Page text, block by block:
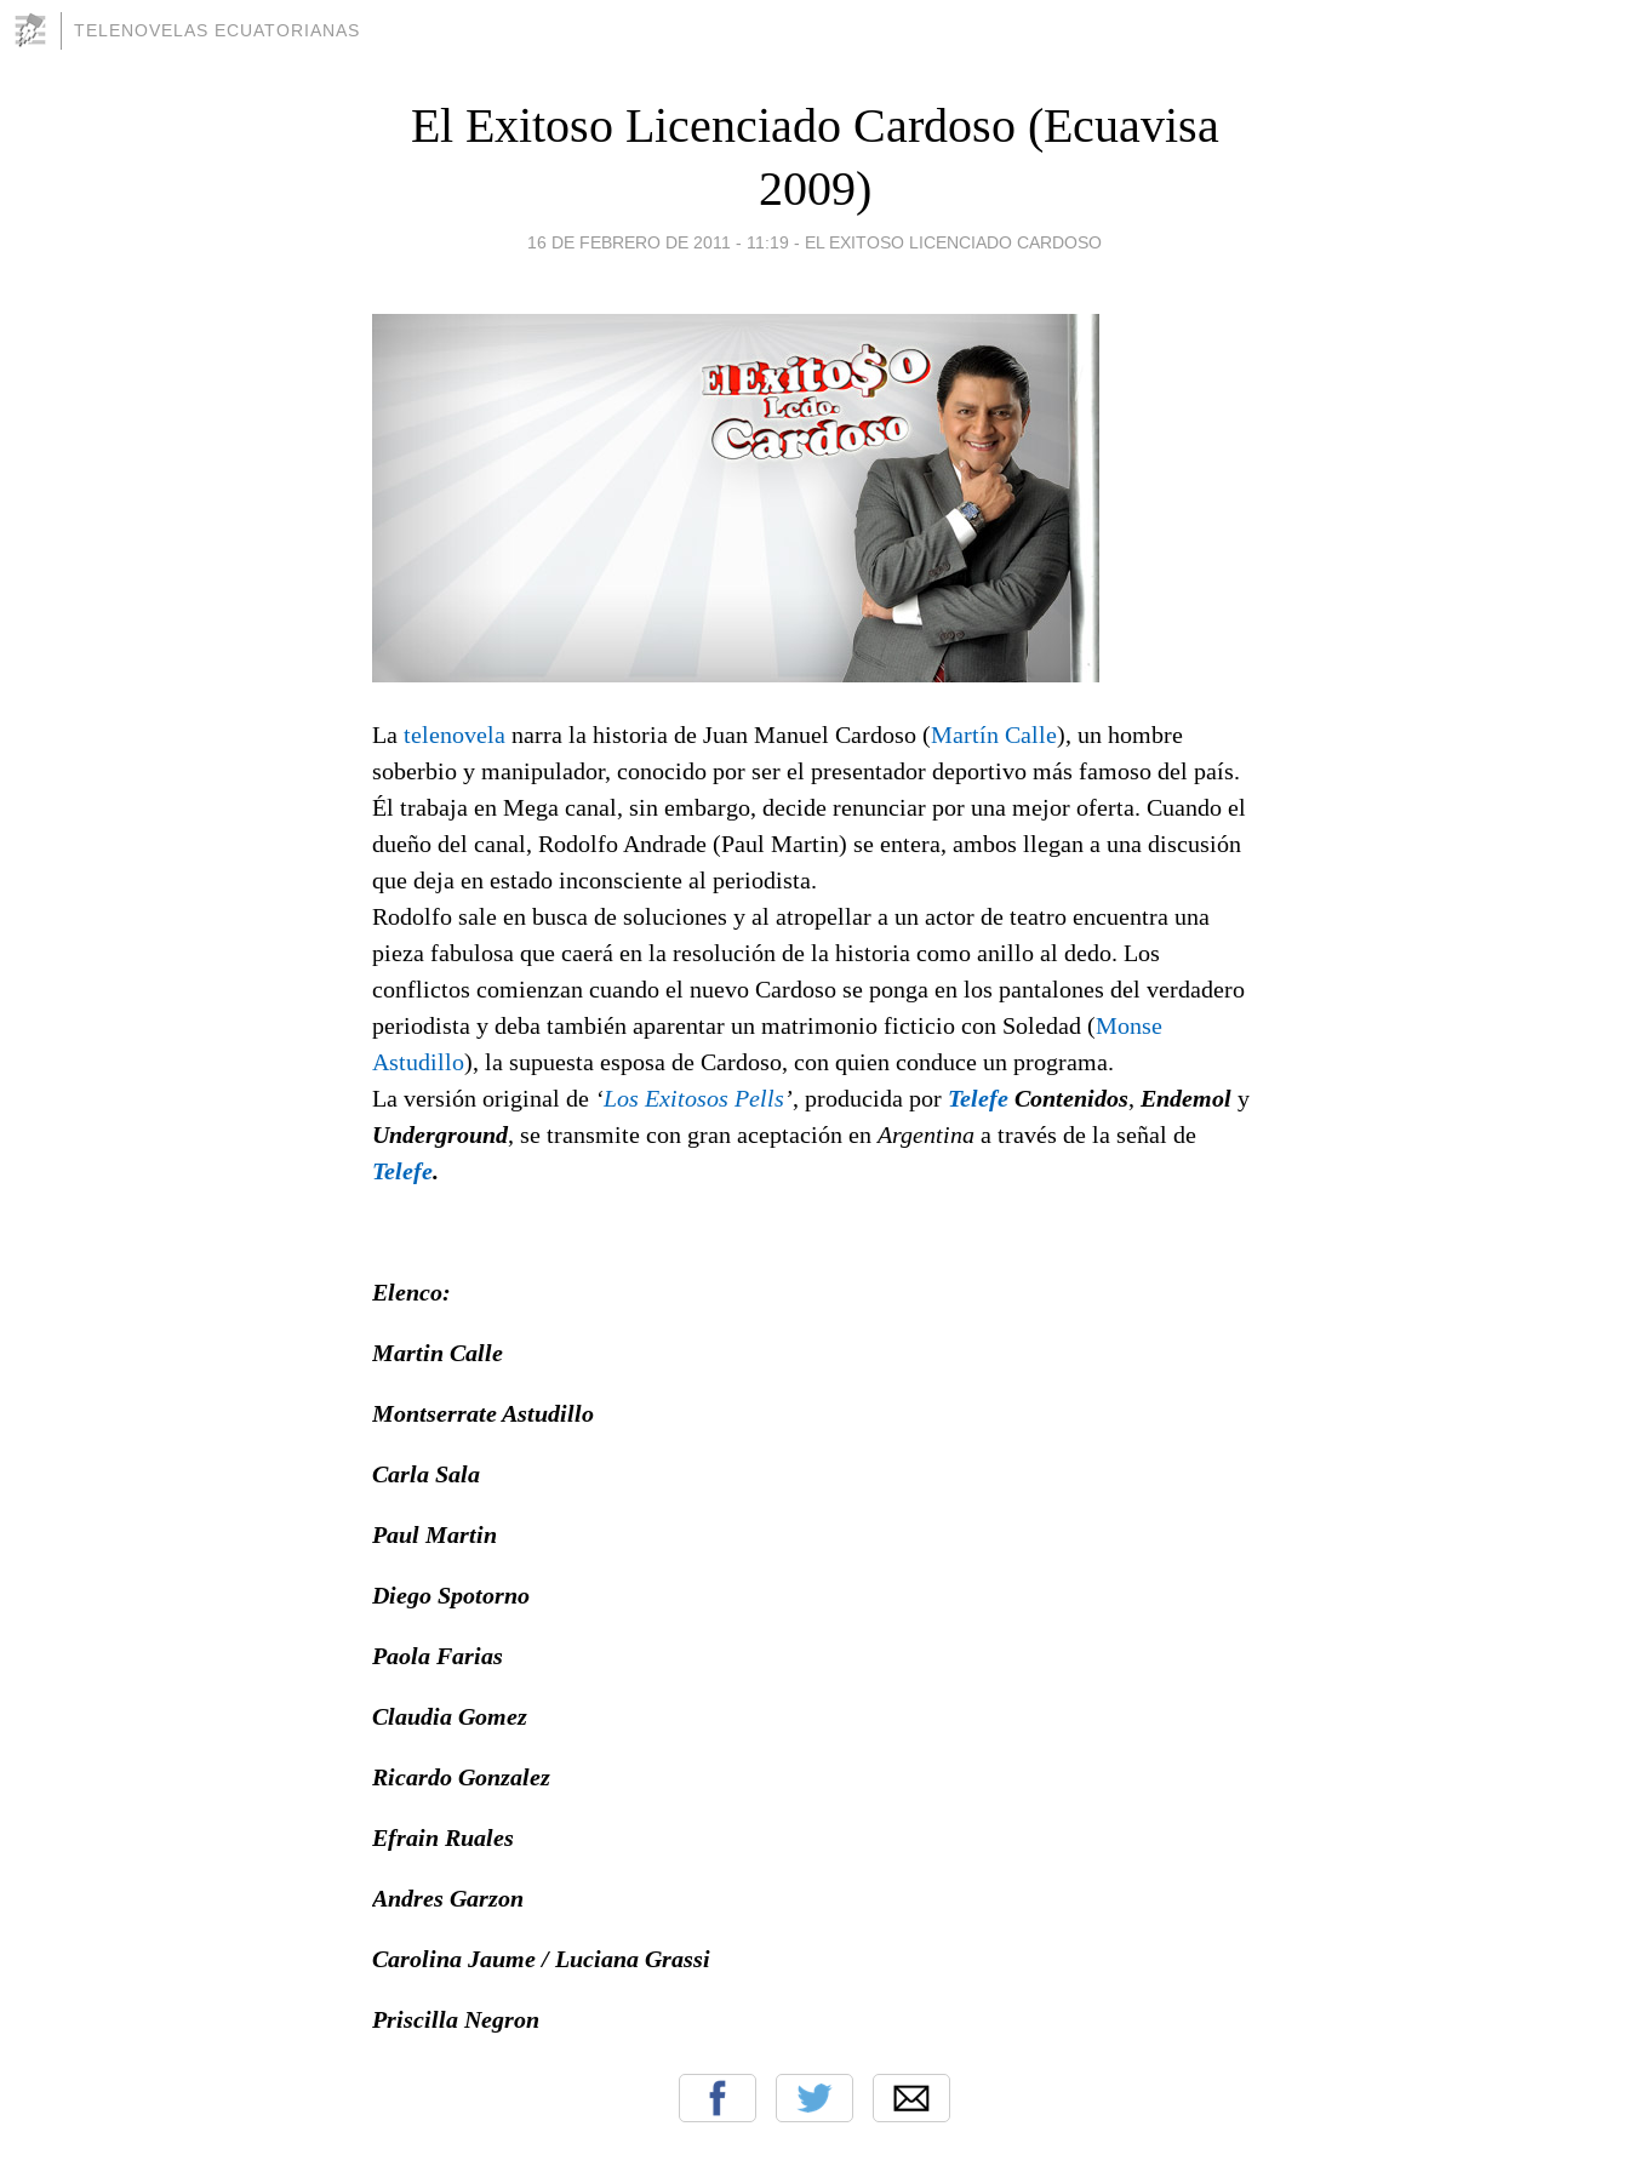
TELENOVELAS ECUATORIANAS
El Exitoso Licenciado Cardoso (Ecuavisa
2009)
16 DE FEBRERO DE 2011 - 11:19 - EL EXITOSO LICENCIADO CARDOSO
La telenovela narra la historia de Juan Manuel Cardoso (Martín Calle), un hombre
soberbio y manipulador, conocido por ser el presentador deportivo más famoso del país.
Él trabaja en Mega canal, sin embargo, decide renunciar por una mejor oferta. Cuando el
dueño del canal, Rodolfo Andrade (Paul Martin) se entera, ambos llegan a una discusión
que deja en estado inconsciente al periodista.
Rodolfo sale en busca de soluciones y al atropellar a un actor de teatro encuentra una
pieza fabulosa que caerá en la resolución de la historia como anillo al dedo. Los
conflictos comienzan cuando el nuevo Cardoso se ponga en los pantalones del verdadero
periodista y deba también aparentar un matrimonio ficticio con Soledad (Monse
Astudillo), la supuesta esposa de Cardoso, con quien conduce un programa.
La versión original de ‘Los Exitosos Pells’, producida por Telefe Contenidos, Endemol y
Underground, se transmite con gran aceptación en Argentina a través de la señal de
Telefe.
Elenco:
Martin Calle
Montserrate Astudillo
Carla Sala
Paul Martin
Diego Spotorno
Paola Farias
Claudia Gomez
Ricardo Gonzalez
Efrain Ruales
Andres Garzon
Carolina Jaume / Luciana Grassi
Priscilla Negron